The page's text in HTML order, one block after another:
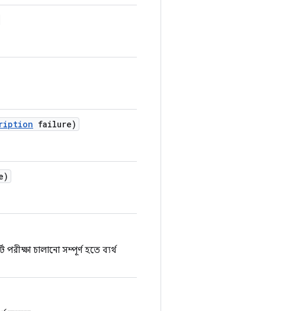
failure)
পরীক্ষা চালানো সম্পূর্ণ হতে ব্যর্থ